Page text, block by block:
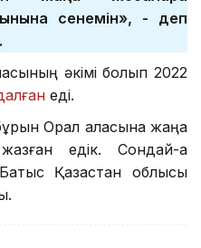
сенемін», - деп
әкімі болып 2022
еді.
Орал қаласына жаңа
едік. Сондай-ақ
Қазақстан облысы